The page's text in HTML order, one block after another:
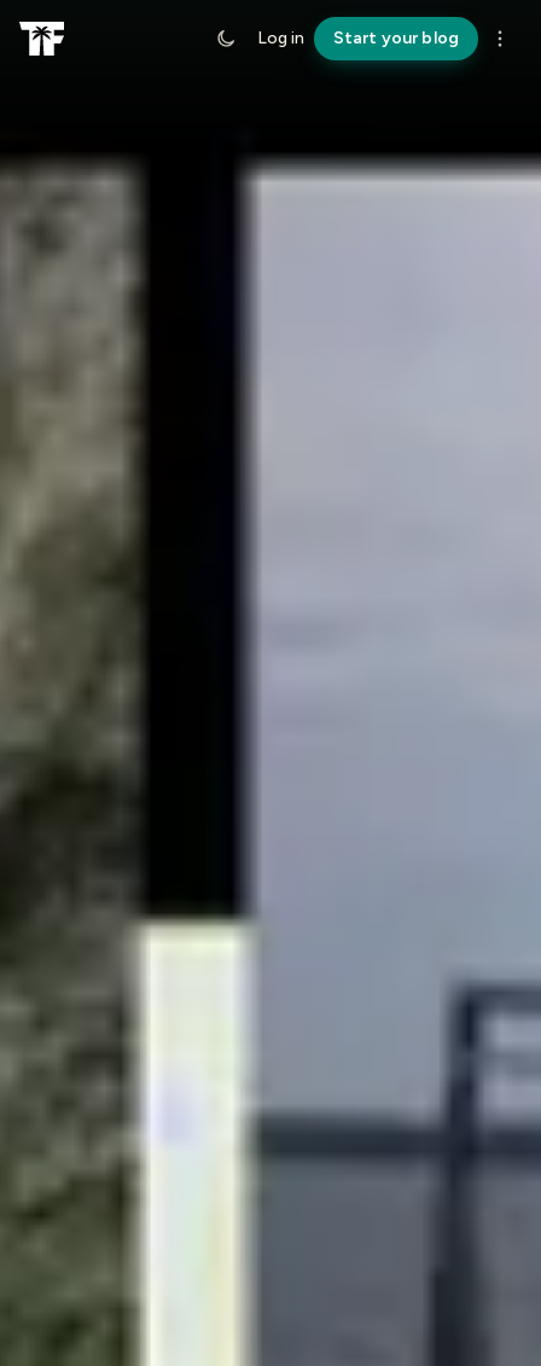
Log in Start your blog